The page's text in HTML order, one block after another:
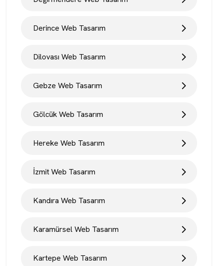
Derince Web Tasarım
Dilovası Web Tasarım
Gebze Web Tasarım
Gölcük Web Tasarım
Hereke Web Tasarım
İzmit Web Tasarım
Kandıra Web Tasarım
Karamürsel Web Tasarım
Kartepe Web Tasarım